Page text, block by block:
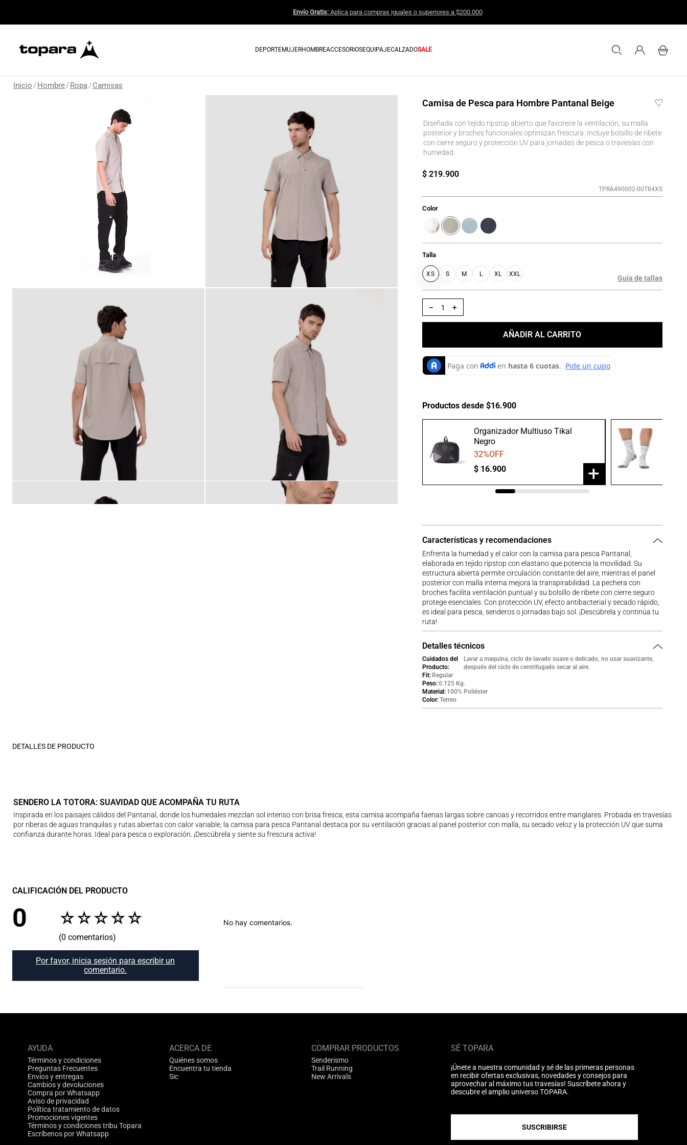
Envío Gratis:Aplica para compras iguales o superiores a $200.000
DEPORTEMUJERHOMBREACCESORIOSEQUIPAJECALZADOSALE
Inicio/Hombre/Ropa/Camisas
Camisa de Pesca para Hombre Pantanal Beige
Diseñada con tejido ripstop abierto que favorece la ventilación, su malla
posterior y broches funcionales optimizan frescura. Incluye bolsillo de ribete
con cierre seguro y protección UV para jornadas de pesca o travesías con
humedad.
$ 219.900
TPRA490002-00T84XS
Talla
XS S M L XL XXL
Color
Guía de tallas
＋
－
AÑADIR AL CARRITO
Productos desde $16.900
Organizador Multiuso Tikal
Negro
32%OFF
$ 16.900 +
Características y recomendaciones
Enfrenta la humedad y el calor con la camisa para pesca Pantanal,
elaborada en tejido ripstop con elastano que potencia la movilidad. Su
estructura abierta permite circulación constante del aire, mientras el panel
posterior con malla interna mejora la transpirabilidad. La pechera con
broches facilita ventilación puntual y su bolsillo de ribete con cierre seguro
protege esenciales. Con protección UV, efecto antibacterial y secado rápido,
es ideal para pesca, senderos o jornadas bajo sol. ¡Descúbrela y continúa tu
ruta!
Detalles técnicos
Cuidados del
Producto
Lavar a maquina, ciclo de lavado suave o delicado, no usar suavizante,
después del ciclo de centrifugado secar al aire.
Fit Regular
Peso 0.125 Kg.
Material
100% Poliéster
Color Terreo
DETALLES DE PRODUCTO
SENDERO LA TOTORA: SUAVIDAD QUE ACOMPAÑA TU RUTA
Inspirada en los paisajes cálidos del Pantanal, donde los humedales mezclan sol intenso con brisa fresca, esta camisa acompaña faenas largas sobre canoas y recorridos entre manglares. Probada en travesías
por riberas de aguas tranquilas y rutas abiertas con calor variable, la camisa para pesca Pantanal destaca por su ventilación gracias al panel posterior con malla, su secado veloz y la protección UV que suma
confianza durante horas. Ideal para pesca o exploración. ¡Descúbrela y siente su frescura activa!
CALIFICACIÓN DEL PRODUCTO
☆☆☆☆☆
0
(0 comentarios)
Por favor, inicia sesión para escribir un
comentario.
No hay comentarios.
AYUDA
Términos y condiciones
Preguntas Frecuentes
Envíos y entregas
Cambios y devoluciones
Compra por Whatsapp
Aviso de privacidad
Política tratamiento de datos
Promociones vigentes
Términos y condiciones tribu Topara
Escríbenos por Whatsapp
ACERCA DE
Quiénes somos
Encuentra tu tienda
Sic
COMPRAR PRODUCTOS
Senderismo
Trail Running
New Arrivals
SÉ TOPARA
¡Únete a nuestra comunidad y sé de las primeras personas
en recibir ofertas exclusivas, novedades y consejos para
aprovechar al máximo tus travesías! Suscríbete ahora y
descubre el amplio universo TOPARA.
SUSCRIBIRSE